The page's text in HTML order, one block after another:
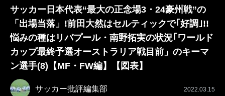
サッカー日本代表“最大の正念場3・24豪州戦”の
「出場当落」!前田大然はセルティックで｢好調｣!!
悩みの種はリバプール・南野拓実の状況｢ワールド
カップ最終予選オーストラリア戦目前」のキーマ
ン選手(8)【MF・FW編】【図表】
サッカー批評編集部 2022.03.15